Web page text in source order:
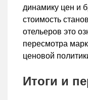
динамику цен и
стоимость
отельеров это
пересмотра
ценовой
Итоги и